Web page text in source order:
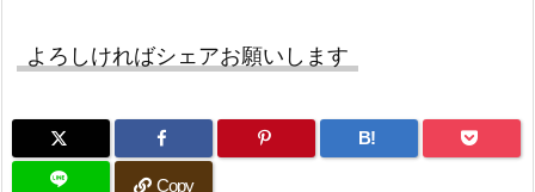
よろしければシェアお願いします
B!
Copy